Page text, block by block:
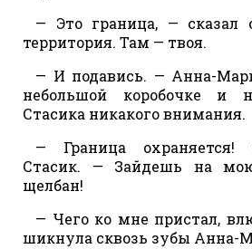
— Это граница, — сказал
территория. Там — твоя.
— И подавись. — Анна-
небольшой коробочке и
Стасика никакого внимания.
— Граница охраняется!
Стасик. — Зайдешь на
щелбан!
— Чего ко мне пристал,
шикнула сквозь зубы Анна-